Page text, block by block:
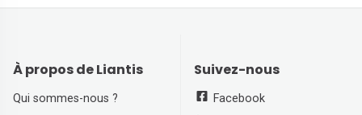
À propos de Liantis
Qui sommes-nous ?
Suivez-nous
Facebook